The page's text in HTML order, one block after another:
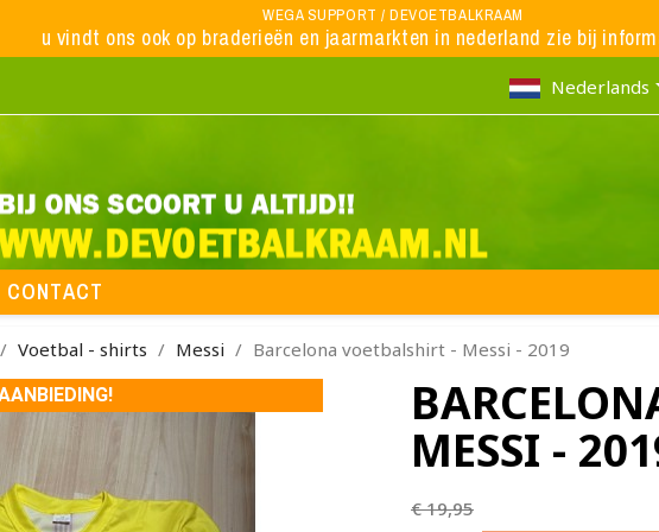
WEGA SUPPORT / DEVOETBALKRAAM
u vindt ons ook op braderieën en jaarmarkten in nederland zie bij
Nederlands
CONTACT
Voetbal - shirts Messi Barcelona voetbalshirt - Messi - 2019
MESSI -
€ 19,95